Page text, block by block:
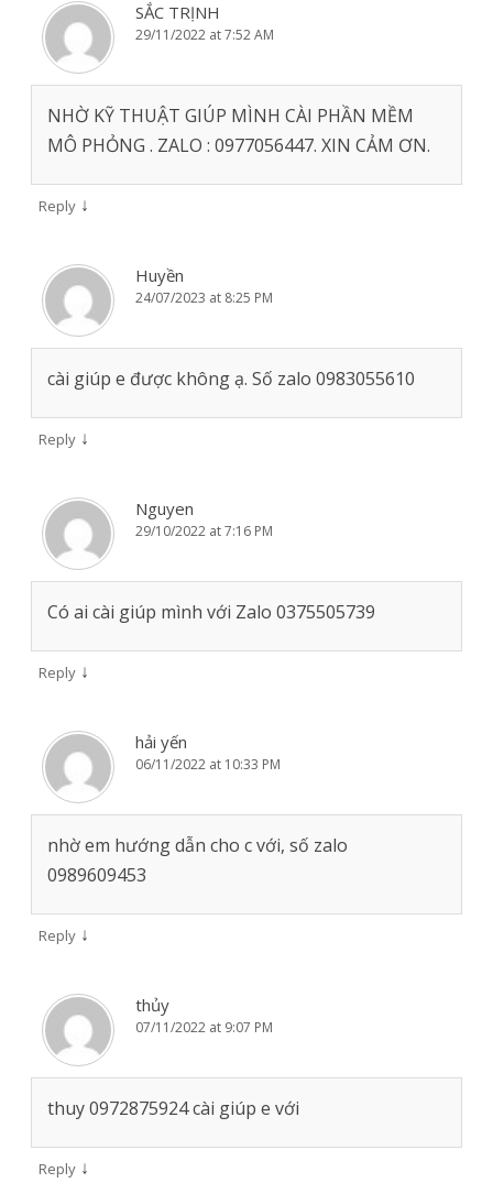
SẮC TRỊNH
29/11/2022 at 7:52 AM
NHỜ KỸ THUẬT GIÚP MÌNH CÀI PHẦN MỀM
MÔ PHỎNG . ZALO : 0977056447. XIN CẢM ƠN.
Reply ↓
Huyền
24/07/2023 at 8:25 PM
cài giúp e được không ạ. Số zalo 0983055610
Reply ↓
Nguyen
29/10/2022 at 7:16 PM
Có ai cài giúp mình với Zalo 0375505739
Reply ↓
hải yến
06/11/2022 at 10:33 PM
nhờ em hướng dẫn cho c với, số zalo
0989609453
Reply ↓
thủy
07/11/2022 at 9:07 PM
thuy 0972875924 cài giúp e với
Reply ↓